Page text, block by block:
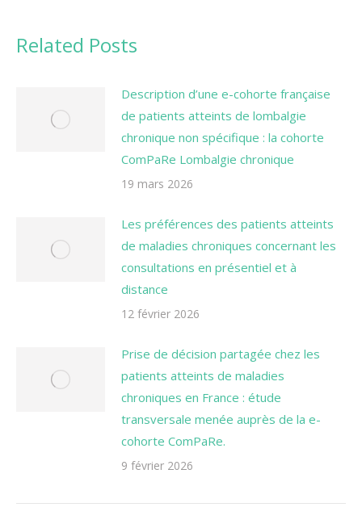
Related Posts
Description d’une e-cohorte française
de patients atteints de lombalgie
chronique non spécifique : la cohorte
ComPaRe Lombalgie chronique
19 mars 2026
Les préférences des patients atteints
de maladies chroniques concernant les
consultations en présentiel et à
distance
12 février 2026
Prise de décision partagée chez les
patients atteints de maladies
chroniques en France : étude
transversale menée auprès de la e-
cohorte ComPaRe.
9 février 2026